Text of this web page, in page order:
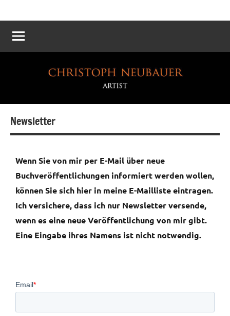
Atelier
Neubauer
–
Eine
Rekonstruktion
Newsletter
Wenn Sie von mir per E-Mail über neue
Buchveröffentlichungen informiert werden wollen,
können Sie sich hier in meine E-Mailliste eintragen.
Ich versichere, dass ich nur Newsletter versende,
wenn es eine neue Veröffentlichung von mir gibt.
Eine Eingabe ihres Namens ist nicht notwendig.